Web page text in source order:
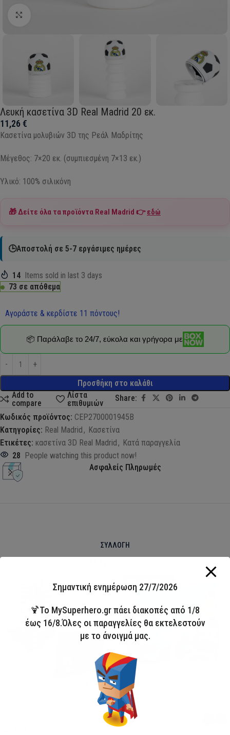
Λευκή κασετίνα 3D Real Madrid 20 εκ.
11,26€
Κασετίνα μολυβιών 3D της Ρεάλ Μαδρίτης
Μέγεθος: 7×20 εκ. (συμπιεσμένη 7×13 εκ.)
Υλικό: 100% σιλικόνη
🎁 Δείτε όλα τα προϊόντα Real Madrid 👉εδώ
🕒Αποστολή σε 5-7 εργάσιμες ημέρες
14 Items sold in last 3 days
73 σε απόθεμα
Αγοράστε & κερδίστε 11 πόντους!
Προσθήκη στο καλάθι
📦 Παράλαβε το 24/7, εύκολα και γρήγορα με
Add to
compare
Λίστα
επιθυμιών
Share:
Κωδικός προϊόντος: CEP2700001945B
Κατηγορίες: Real Madrid , Κασετίνα
Ετικέτες: κασετίνα 3D Real Madrid , Κατά παραγγελία
28 People watching this product now!
Ασφαλείς Πληρωμές
ΣΥΛΛΟΓΗ
Παιδικό Μαγιό Boxer Avengers
Avengers
13,00
Σημαντική ενημέρωση 27/7/2026
🍹Το MySuperhero.gr πάει διακοπές από 1/8
έως 16/8.Όλες οι παραγγελίες θα εκτελεστούν
με το άνοιγμά μας.